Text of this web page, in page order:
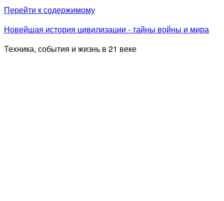
Перейти к содержимому
Новейшая история цивилизации - тайны войны и мира
Техника, события и жизнь в 21 веке